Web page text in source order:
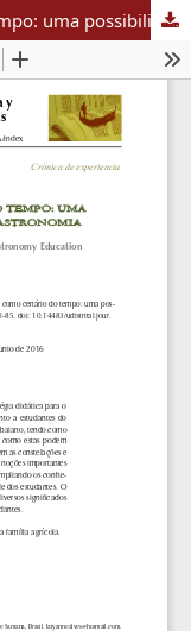
O céu noturno como cenário do tempo: uma possibilidade para o ensino de astronomia